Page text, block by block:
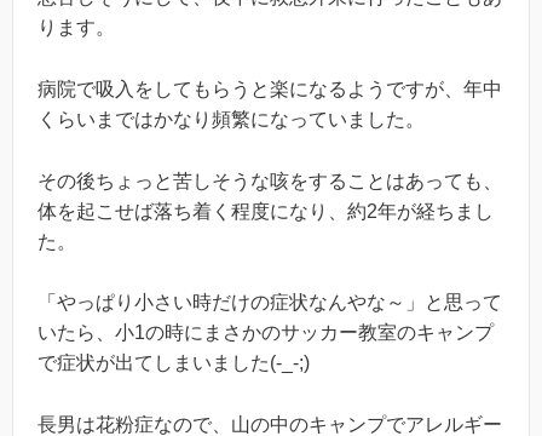
ります。
病院で吸入をしてもらうと楽になるようですが、年中
くらいまではかなり頻繁になっていました。
その後ちょっと苦しそうな咳をすることはあっても、
体を起こせば落ち着く程度になり、約2年が経ちまし
た。
「やっぱり小さい時だけの症状なんやな～」と思って
いたら、小1の時にまさかのサッカー教室のキャンプ
で症状が出てしまいました(-_-;)
長男は花粉症なので、山の中のキャンプでアレルギー